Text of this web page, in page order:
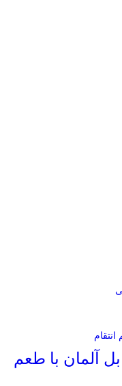
آلمان با طعم